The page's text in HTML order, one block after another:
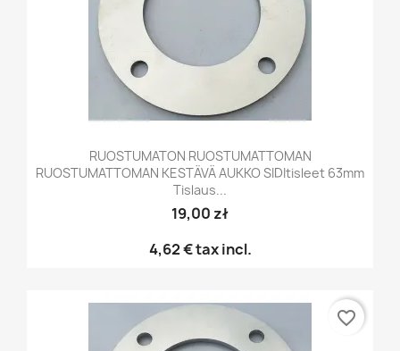
RUOSTUMATON RUOSTUMATTOMAN
RUOSTUMATTOMAN KESTÄVÄ AUKKO SIDItisleet 63mm
Tislaus...
19,00 zł
4,62 €tax incl.
favorite_border